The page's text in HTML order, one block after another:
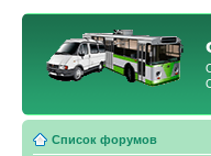
Список форумов